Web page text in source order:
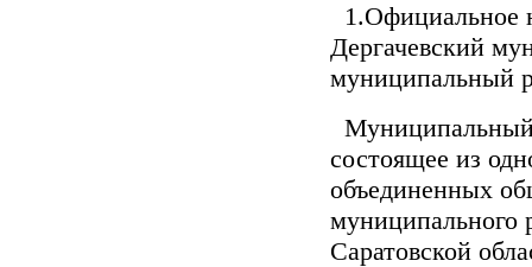
1.Официальное
Дергачевский
муниципальный
Муниципальный
состоящее из
объединенных
муниципального
Саратовской